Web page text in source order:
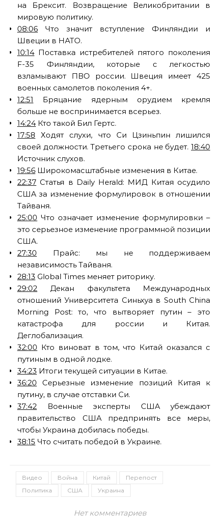
на Брексит. Возвращение Великобритании в
мировую политику.
08:06 Что значит вступление Финляндии и
Швеции в НАТО.
10:14 Поставка истребителей пятого поколения
F-35 Финляндии, которые с легкостью
взламывают ПВО россии. Швеция имеет 425
военных самолетов поколения 4+.
12:51
Бряцание ядерным орудием кремля
больше не воспринимается всерьез.
14:24 Кто такой Бил Гертс.
17:58 Ходят слухи, что Си Цзиньпин лишился
своей должности. Третьего срока не будет. 18:40
Источник слухов.
19:56 Широкомасштабные изменения в Китае.
22:37 Статья в Daily Herald: МИД Китая осудило
США за изменение формулировок в отношении
Тайваня.
25:00 Что означает изменение формулировки –
это серьезное изменение программной позиции
США.
27:30 Прайс: мы не поддерживаем
независимость Тайваня.
28:13 Global Times меняет риторику.
29:02 Декан факультета Международных
отношений Университета Синьхуа в South China
Morning Post: то, что вытворяет путин – это
катастрофа для россии и Китая.
Деглобализация.
32:00 Кто виноват в том, что Китай оказался с
путиным в одной лодке.
34:23 Итоги текущей ситуации в Китае.
36:20 Серьезные изменение позиций Китая к
путину, в случае отставки Си.
37:42 Военные эксперты США убеждают
правительство США предпринять все меры,
чтобы Украина добилась победы.
38:15 Что считать победой в Украине.
Видео Война Китай
Перепост
Политика
США Украина
Нет комментариев